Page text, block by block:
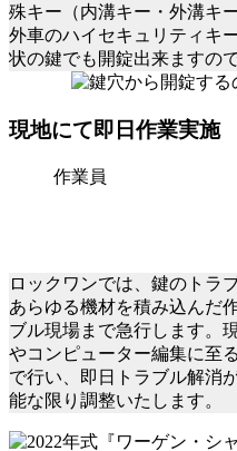
殊キー（内溝キー・外溝キ
外車のハイセキュリティキ
状の鍵でも開錠出来ますの
現地にて即日作業実施
作業員
ロックワンでは、鍵のトラ
あらゆる機材を積み込んだ
ブル現場まで急行します。
やコンピューター編集に至
で行い、即日トラブル解消
能な限り調整いたします。